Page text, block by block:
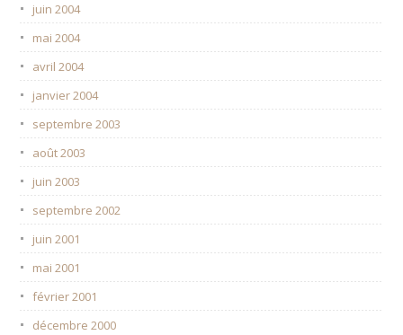
juin 2004
mai 2004
avril 2004
janvier 2004
septembre 2003
août 2003
juin 2003
septembre 2002
juin 2001
mai 2001
février 2001
décembre 2000